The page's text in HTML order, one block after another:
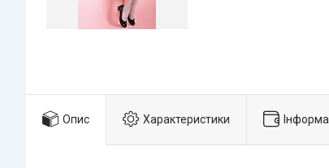
Опис Характеристики